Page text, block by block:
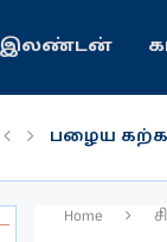
இலண்டன்
பழைய
Home